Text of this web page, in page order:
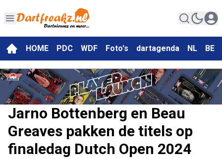
HOME PDC WDF Foto's dartagenda NL BE
Jarno Bottenberg en Beau
Greaves pakken de titels op
finaledag Dutch Open 2024